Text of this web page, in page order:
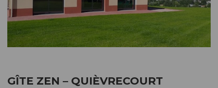
GÎTE ZEN – QUIÈVRECOURT